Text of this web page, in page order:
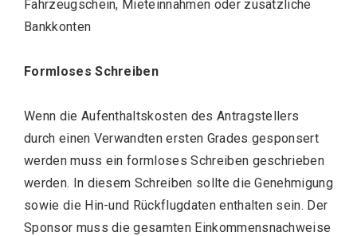
Fahrzeugschein, Mieteinnahmen oder zusätzliche
Bankkonten
Formloses Schreiben
Wenn die Aufenthaltskosten des Antragstellers
durch einen Verwandten ersten Grades gesponsert
werden muss ein formloses Schreiben geschrieben
werden. In diesem Schreiben sollte die Genehmigung
sowie die Hin-und Rückflugdaten enthalten sein. Der
Sponsor muss die gesamten Einkommensnachweise